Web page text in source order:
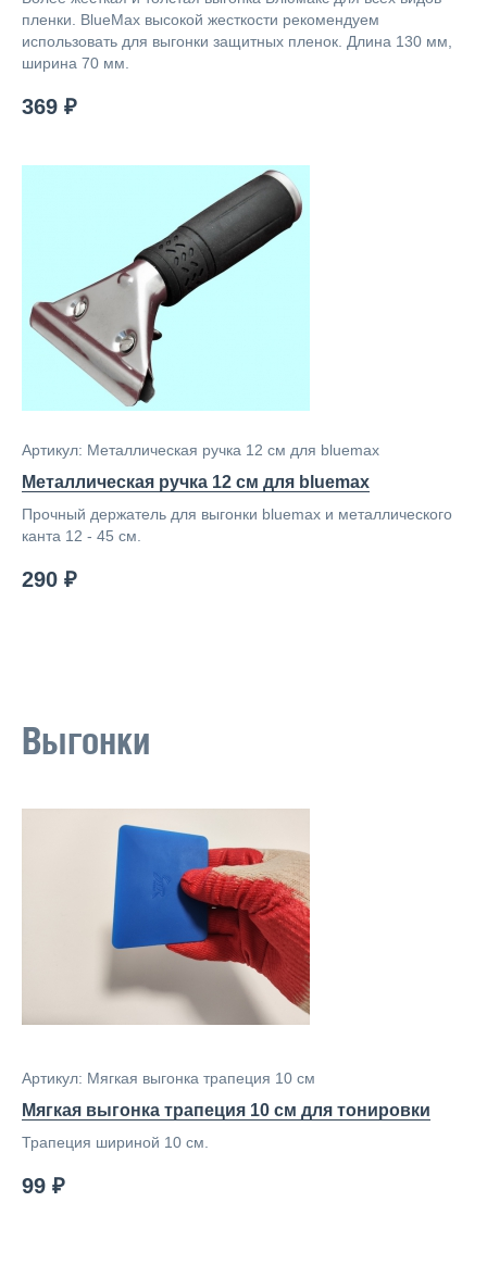
пленки. BlueMax высокой жесткости рекомендуем
использовать для выгонки защитных пленок. Длина 130 мм,
ширина 70 мм.
369 ₽
Артикул: Металлическая ручка 12 см для bluemax
Металлическая ручка 12 см для bluemax
Прочный держатель для выгонки bluemax и металлического
канта 12 - 45 см.
290 ₽
Выгонки
Артикул: Мягкая выгонка трапеция 10 см
Мягкая выгонка трапеция 10 см для тонировки
Трапеция шириной 10 см.
99 ₽